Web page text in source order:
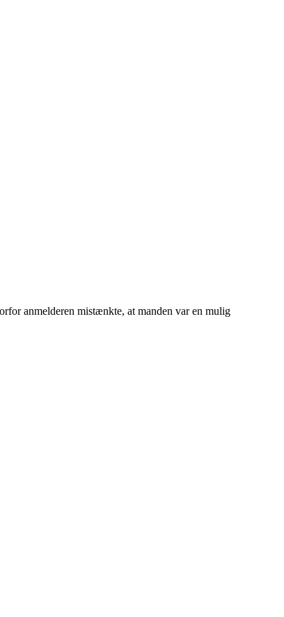
anmelderen mistænkte, at manden var en mulig